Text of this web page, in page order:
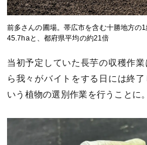
前多さんの圃場。帯広市を含む十勝地方の
45.7haと、都府県平均の約21倍
当初予定していた長芋の収穫作
ら我々がバイトをする日には終
いう植物の選別作業を行うことに。